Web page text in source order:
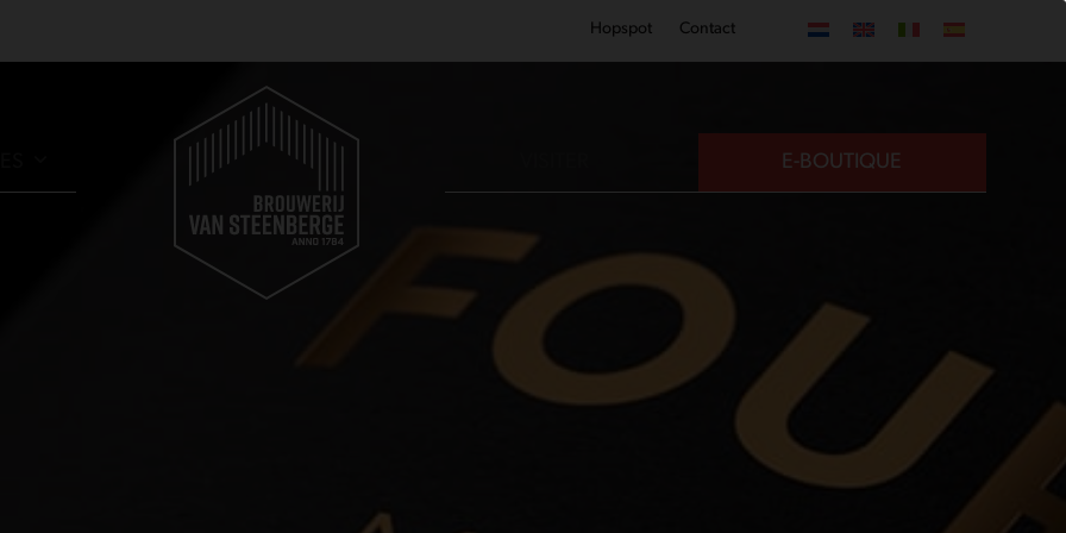
Hopspot Contact
E-BOUTIQUE